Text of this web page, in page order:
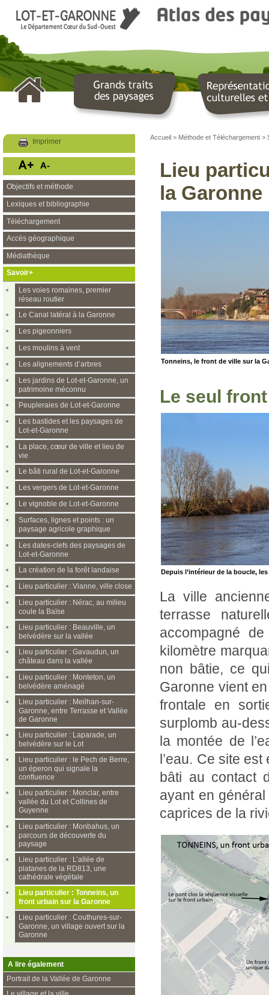
LOT ET GARONNE
Le Département
Imprimer
Objectifs et méthode
Lexiques et bibliographie
Téléchargement
Accès géographique
Médiathèque
Savoir+
Les voies romaines, premier
réseau routier
Le Canal latéral à la Garonne
Les pigeonniers
Les moulins à vent
Les alignements d’arbres
Les jardins de Lot-et-Garonne, un
patrimoine méconnu
Peupleraies de Lot-et-Garonne
Les bastides et les paysages de
Lot-et-Garonne
La place, cœur de ville et lieu de
vie
Le bâti rural de Lot-et-Garonne
Les vergers de Lot-et-Garonne
Le vignoble de Lot-et-Garonne
Surfaces, lignes et points : un
paysage agricole graphique
Les dates-clefs des paysages de
Lot-et-Garonne
La création de la forêt landaise
Lieu particulier : Vianne, ville close
Lieu particulier : Nérac, au milieu
coule la Baïse
Lieu particulier : Beauville, un
belvédère sur la vallée
Lieu particulier : Gavaudun, un
château dans la vallée
Lieu particulier : Monteton, un
belvédère aménagé
Lieu particulier : Meilhan-sur-
Garonne, entre Terrasse et Vallée
de Garonne
Lieu particulier : Laparade, un
belvédère sur le Lot
Lieu particulier : le Pech de Berre,
un éperon qui signale la
confluence
Lieu particulier : Monclar, entre
vallée du Lot et Collines de
Guyenne
Lieu particulier : Monbahus, un
parcours de découverte du
paysage
Lieu particulier : L’allée de
platanes de la RD813, une
cathédrale végétale
Lieu particulier : Tonneins, un
front urbain sur la Garonne
Lieu particulier : Couthures-sur-
Garonne, un village ouvert sur la
Garonne
A lire également
Portrait de la Vallée de Garonne
Accueil > Méthode et Téléchargement >
Lieu
la Garonne
Tonneins, le front de ville sur la
Le seul
Depuis l’intérieur de la boucle,
La ville
terrasse
accompagné
kilomètre
non bâtie, ce
Garonne vient
frontale en
surplomb au-
la montée de
l’eau. Ce site
bâti au contact
ayant en
caprices de la